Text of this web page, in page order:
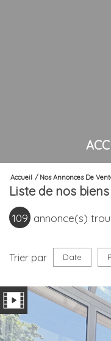
Accueil Nos Annonces De
Liste de nos
109 annonce(s)
Vente
Critères
Trier par Date